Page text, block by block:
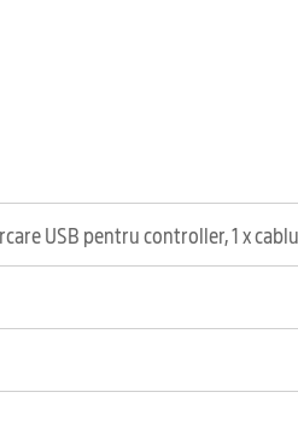
USB pentru controller, 1 x